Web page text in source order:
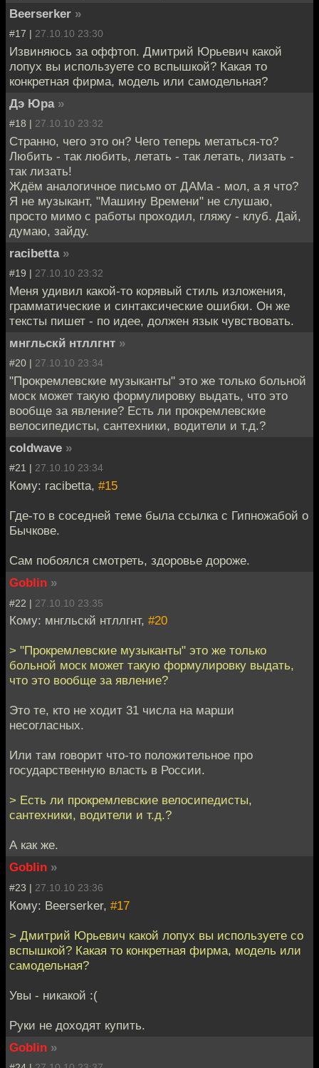
Beerserker »
#17 | 27.10.10 23:30
Извиняюсь за оффтоп. Дмитрий Юрьевич какой
лопух вы используете со вспышкой? Какая то
конкретная фирма, модель или самодельная?
Дэ Юра »
#18 | 27.10.10 23:32
Странно, чего это он? Чего теперь метаться-то?
Любить - так любить, летать - так летать, лизать -
так лизать!
Ждём аналогичное письмо от ДАМа - мол, а я что?
Я не музыкант, "Машину Времени" не слушаю,
просто мимо с работы проходил, гляжу - клуб. Дай,
думаю, зайду.
racibetta »
#19 | 27.10.10 23:32
Меня удивил какой-то корявый стиль изложения,
грамматические и синтаксические ошибки. Он же
тексты пишет - по идее, должен язык чувствовать.
мнгльскй нтллгнт »
#20 | 27.10.10 23:34
"Прокремлевские музыканты" это же только больной
моск может такую формулировку выдать, что это
вообще за явление? Есть ли прокремлевские
велосипедисты, сантехники, водители и т.д.?
coldwave »
#21 | 27.10.10 23:34
Кому: racibetta, #15
Где-то в соседней теме была ссылка с Гипножабой о
Бычкове.
Сам побоялся смотреть, здоровье дороже.
Goblin »
#22 | 27.10.10 23:35
Кому: мнгльскй нтллгнт, #20
> "Прокремлевские музыканты" это же только
больной моск может такую формулировку выдать,
что это вообще за явление?
Это те, кто не ходит 31 числа на марши
несогласных.
Или там говорит что-то положительное про
государственную власть в России.
> Есть ли прокремлевские велосипедисты,
сантехники, водители и т.д.?
А как же.
Goblin »
#23 | 27.10.10 23:36
Кому: Beerserker, #17
> Дмитрий Юрьевич какой лопух вы используете со
вспышкой? Какая то конкретная фирма, модель или
самодельная?
Увы - никакой :(
Руки не доходят купить.
Goblin »